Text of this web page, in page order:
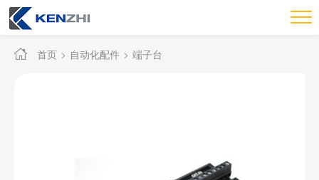
首页 自动化配件 端子台